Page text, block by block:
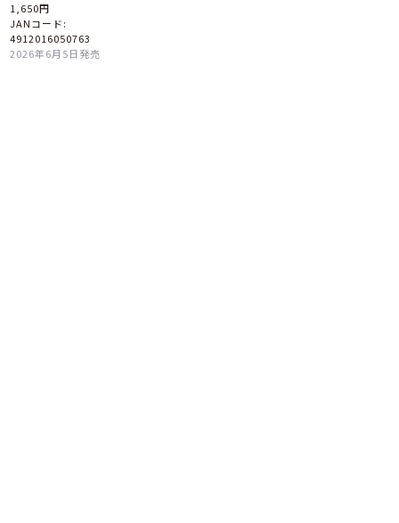
1,650円
JANコード:
4912016050763
2026年6月5日発売